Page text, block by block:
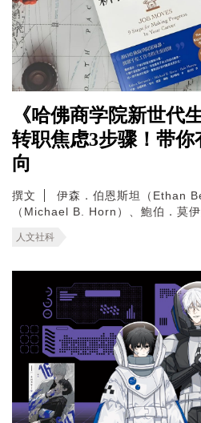
《哈佛商学院新世代
转职焦虑3步骤！带
向
撰文
伊森．伯恩斯坦（Ethan
（Michael B. Horn）、鮑伯．莫
人文社科